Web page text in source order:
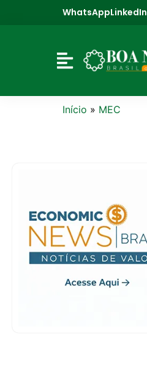
WhatsAppLinkedIn
Início » MEC